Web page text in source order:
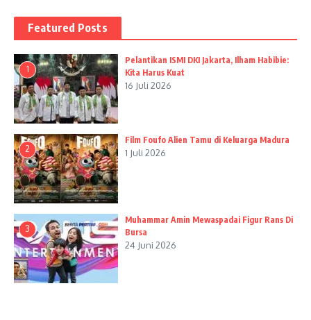
Featured Posts
1
Pelantikan ISMI DKI Jakarta, Ilham Habibie:
Kita Harus Kuat
16 Juli 2026
2
Film Foufo Alien Tamu di Keluarga Madura
1 Juli 2026
3
Muhammar Amin Mewaspadai Figur Rans Di
Bursa
24 Juni 2026